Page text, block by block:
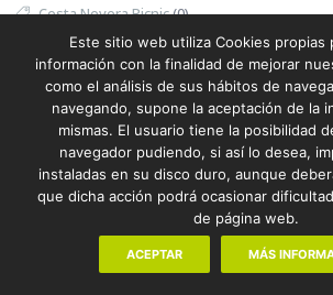
Cesta Nevera Picnic(0)
Cesta Picnic (0)
Cesta Térmica (0)
Chaleco (1)
Chaleco Mujer(0)
Chaleco Reflectante(0)
Champanera(0)
Este sitio web utiliza Cookies propias
información con la finalidad de mejorar
como el análisis de sus hábitos de
navegando, supone la aceptación de la
mismas. El usuario tiene la posibilidad
navegador pudiendo, si así lo desea,
instaladas en su disco duro, aunque
que dicha acción podrá ocasionar
de página web.
ACEPTAR MÁS